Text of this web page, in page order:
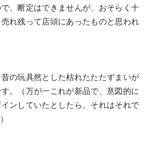
、断定はできませんが、おそらく十
れ残って店頭にあったものと思われ
の玩具然とした枯れたたたずまいが
。（万が一これが新品で、意図的に
ンしていたとしたら、それはそれで